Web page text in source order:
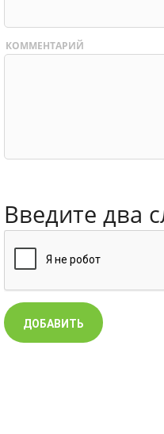
КОММЕНТАРИЙ
Введите два